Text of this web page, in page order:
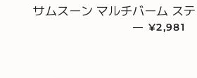
サムスーン マルチバーム ス
— 通常価格
¥2,981